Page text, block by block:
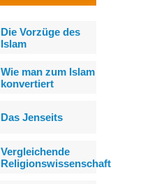
Die Vorzüge des
Islam
Wie man zum Islam
konvertiert
Das Jenseits
Vergleichende
Religionswissenschaft